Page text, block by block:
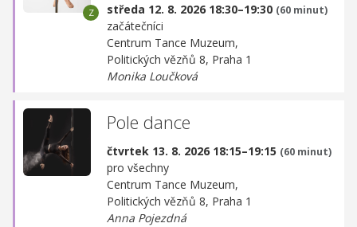
středa 12. 8. 2026 18:30–19:30 (60 minut)
začátečníci
Centrum Tance Muzeum,
Politických vězňů 8, Praha 1
Monika Loučková
Pole dance
čtvrtek 13. 8. 2026 18:15–19:15 (60 minut)
pro všechny
Centrum Tance Muzeum,
Politických vězňů 8, Praha 1
Anna Pojezdná